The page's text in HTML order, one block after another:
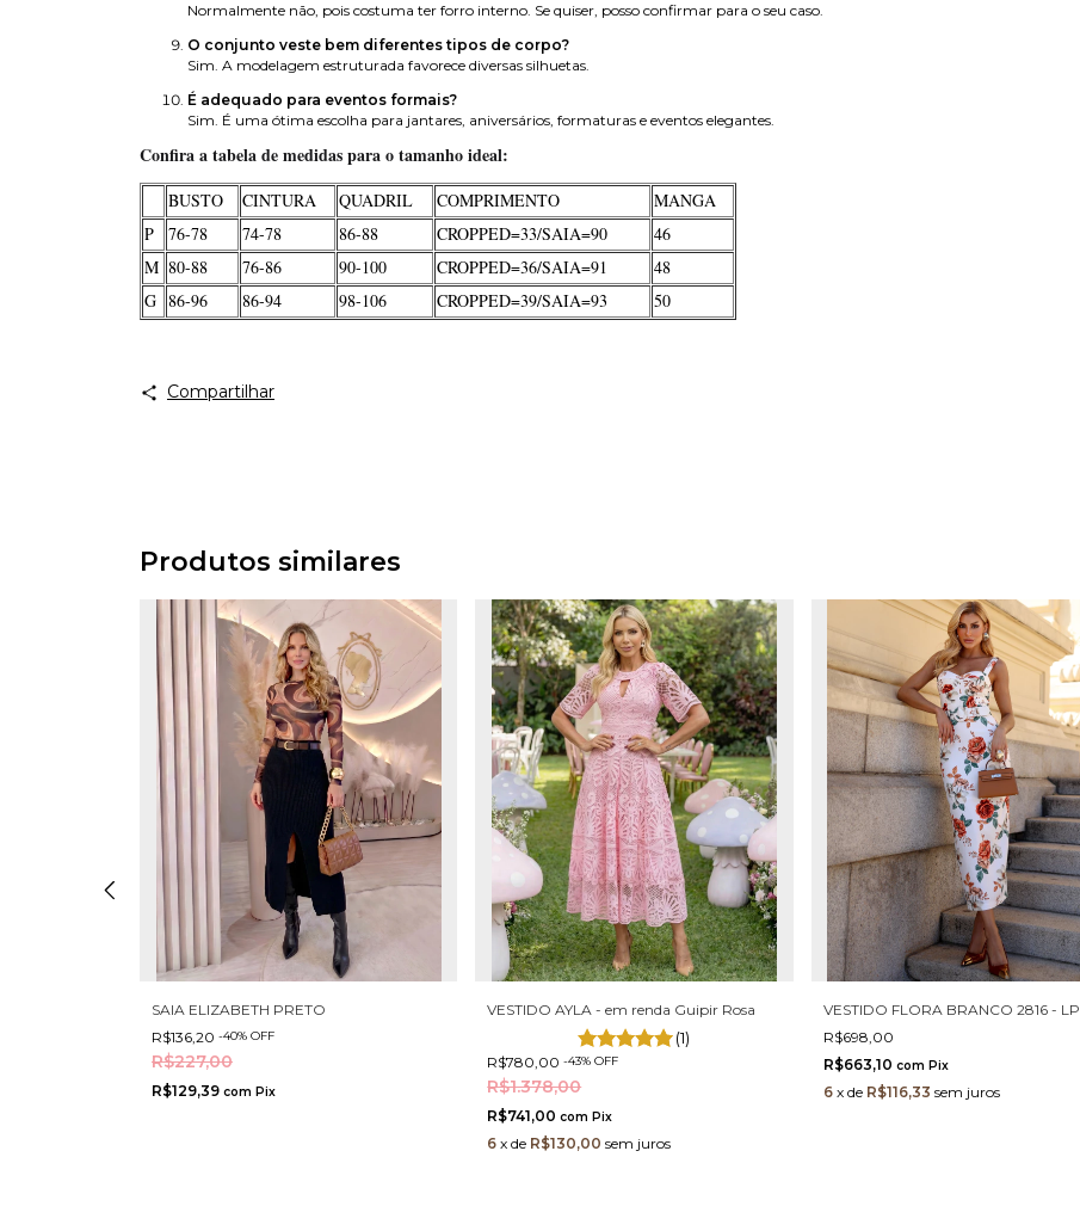
Normalmente não, pois costuma ter forro interno. Se quiser, posso confirmar para o seu caso.
O conjunto veste bem diferentes tipos de corpo?
Sim. A modelagem estruturada favorece diversas silhuetas.
É adequado para eventos formais?
Sim. É uma ótima escolha para jantares, aniversários, formaturas e eventos elegantes.
Confira a tabela de medidas para o tamanho ideal:
BUSTO CINTURA QUADRIL COMPRIMENTO
MANGA
P
76-78 74-78 86-88 CROPPED=33/SAIA=90
46
M 80-88 76-86 90-100 CROPPED=36/SAIA=91
48
G 86-96 86-94 98-106 CROPPED=39/SAIA=93 50
Compartilhar
Produtos similares
SAIA ELIZABETH PRETO
R$136,20 -40% OFF
R$227,00
R$129,39 com Pix
VESTIDO AYLA - em renda Guipir Rosa
(1)
R$780,00-43%OFF
R$1.378,00
R$741,00com Pix
6 xde R$130,00 sem juros
VESTIDO FLORA BRANCO 2816 - LP
R$698,00
R$663,10 com Pix
6 x de R$116,33 sem juros